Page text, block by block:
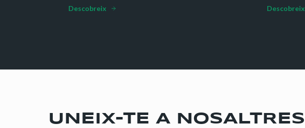
Descobreix Descobreix
UNEIX-TE A NOSALTRES